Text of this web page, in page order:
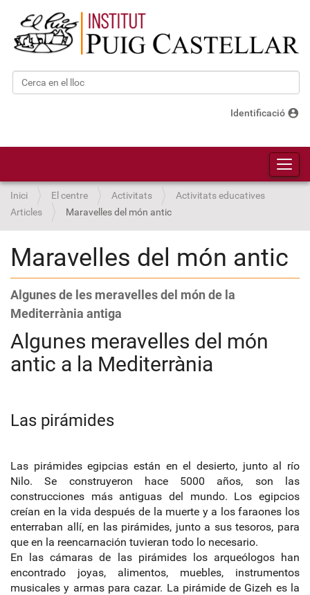
Cerca
Identificació account_circle
Inici El centre Activitats
Activitats educatives
Articles
Maravelles del món antic
Maravelles del món antic
Algunes de les meravelles del món de la
Mediterrània antiga
Algunes meravelles del món
antic a la Mediterrània
Las pirámides
Las pirámides egipcias están en el desierto, junto al río
Nilo. Se construyeron hace 5000 años, son las
construcciones más antiguas del mundo. Los egipcios
creían en la vida después de la muerte y a los faraones los
enterraban allí, en las pirámides, junto a sus tesoros, para
que en la reencarnación tuvieran todo lo necesario.
En las cámaras de las pirámides los arqueólogos han
encontrado joyas, alimentos, muebles, instrumentos
musicales y armas para cazar. La pirámide de Gizeh es la